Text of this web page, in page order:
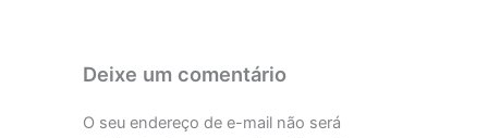
Deixe um comentário
O seu endereço de e-mail não será